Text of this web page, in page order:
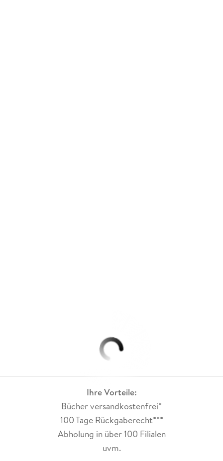
Ihre Vorteile:
Bücher versandkostenfrei*
100 Tage Rückgaberecht***
Abholung in über 100 Filialen
uvm.